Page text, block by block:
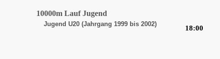
10000m Lauf Jugend
Jugend U20 (Jahrgang 1999 bis 2002)
18:00